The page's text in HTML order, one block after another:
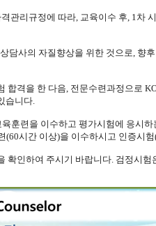
관리규정에 따라, 교육이수 후, 1차
담사의 자질향상을 위한 것으로, 향
합격을 한 다음, 전문수련과정으로
습니다.
훈련을 이수하고 평가시험에 응시
(60시간 이상)을 이수하시고 인증시
확인하여 주시기 바랍니다. 검정시